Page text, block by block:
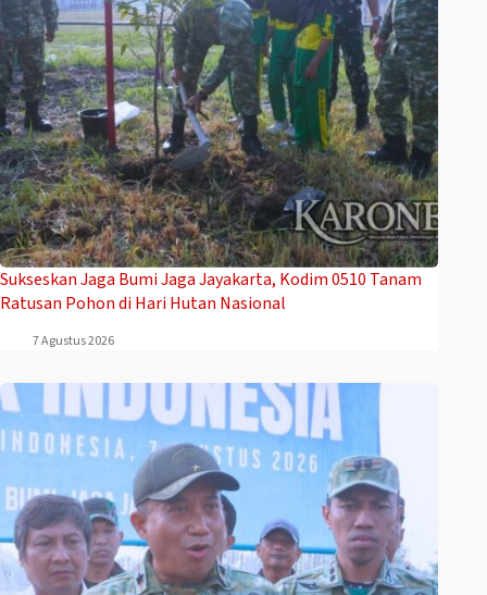
Sukseskan Jaga Bumi Jaga Jayakarta, Kodim 0510 Tanam
Ratusan Pohon di Hari Hutan Nasional
7 Agustus 2026